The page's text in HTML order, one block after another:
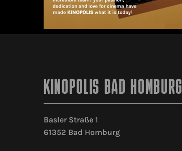
KINOPOLIS BAD HOMBURG
Basler Straße 1
61352 Bad Homburg